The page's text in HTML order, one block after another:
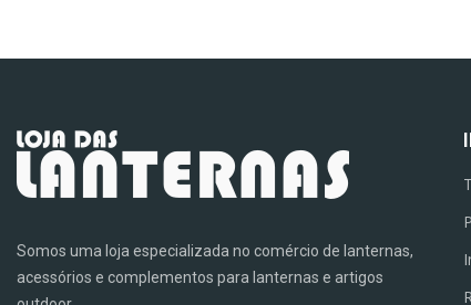
Somos uma loja especializada no comércio de lanternas,
acessórios e complementos para lanternas e artigos